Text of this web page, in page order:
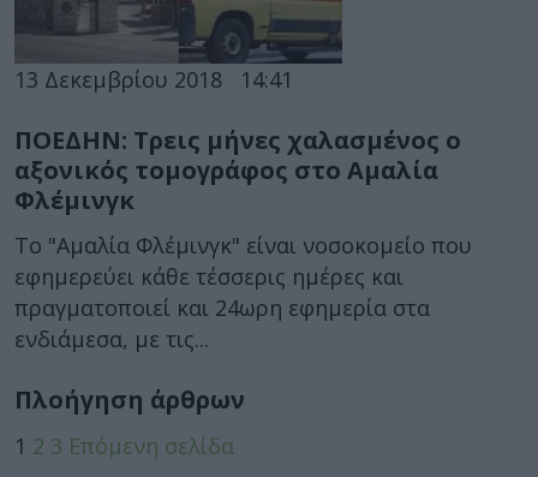
13 Δεκεμβρίου 2018 14:41
ΠΟΕΔΗΝ: Τρεις μήνες χαλασμένος ο
αξονικός τομογράφος στο Αμαλία
Φλέμινγκ
Το "Αμαλία Φλέμινγκ" είναι νοσοκομείο που
εφημερεύει κάθε τέσσερις ημέρες και
πραγματοποιεί και 24ωρη εφημερία στα
ενδιάμεσα, με τις...
Πλοήγηση άρθρων
1 2 3 Επόμενη σελίδα